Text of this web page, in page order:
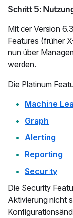
Schritt 5:
Mit der Version
Features (früher
nun über
werden.
Die Platinum
Machine
Graph
Alerting
Reporting
Security
Die Security
Aktivierung nicht